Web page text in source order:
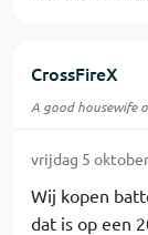
CrossFireX
A good housewife
vrijdag 5
Wij kopen
dat is op een